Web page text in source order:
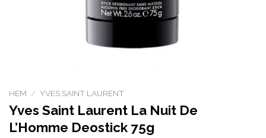
HEM / YVES SAINT LAURENT
Yves Saint Laurent La Nuit De
L’Homme Deostick 75g